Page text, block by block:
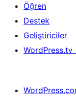
Öğren
Destek
Geliştiriciler
WordPress.tv